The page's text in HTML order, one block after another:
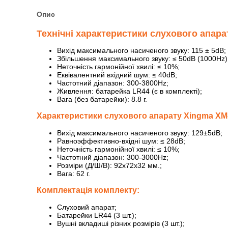
Опис
Технічні характеристики слухового
Вихід максимального насиченого звуку: 115 ± 5dB;
Збільшення максимального звуку: ≤ 50dB
Неточність гармонійної хвилі: ≤ 10%;
Еквівалентний вхідний шум: ≤ 40dB;
Частотний діапазон: 300-3800Hz;
Живлення: батарейка LR44 (є в комплекті);
Вага (без батарейки): 8.8 г.
Характеристики слухового апарату Xingmа
Вихід максимального насиченого звуку: 129±5dB;
Равноэффективно-вхідні шум: ≤ 28dB;
Неточність гармонійної хвилі: ≤ 10%;
Частотний діапазон: 300-3000Hz;
Розміри (Д/Ш/В): 92x72x32 мм.;
Вага: 62 г.
Комплектація комплекту:
Слуховий апарат;
Батарейки LR44 (3 шт.);
Вушні вкладиші різних розмірів (3 шт.);